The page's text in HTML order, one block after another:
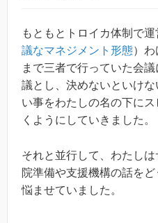
もともとトロイカ体制で
議なマネジメント形態）
まで三者で行っていた会
議とし、決めないといけ
い事をわたしの名の下に
くようにしていきました。
それと並行して、わたし
院準備や支援機構の話を
悩ませていました。